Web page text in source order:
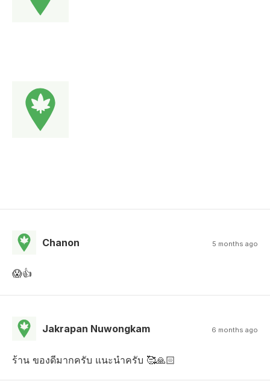
Chanon 5 months ago
😱👍
Jakrapan Nuwongkam 6 months ago
ร้าน ของดีมากครับ แนะนำครับ 🥰🙏🏻